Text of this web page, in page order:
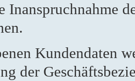
Inanspruchnahme
Kundendaten
der